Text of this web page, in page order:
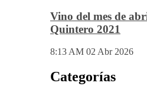
Vino del mes de
Quintero 2021
8:13 AM 02 Abr 2026
Categorías